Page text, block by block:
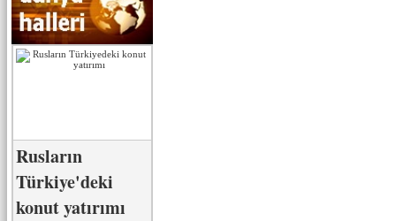
Rusların
Türkiye'deki
konut yatırımı